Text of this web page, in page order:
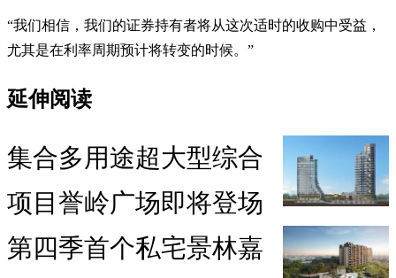
“我们相信，我们的证券持有者将从这次适时的收购中受益，
尤其是在利率周期预计将转变的时候。”
延伸阅读
集合多用途超大型综合
项目誉岭广场即将登场
第四季首个私宅景林嘉